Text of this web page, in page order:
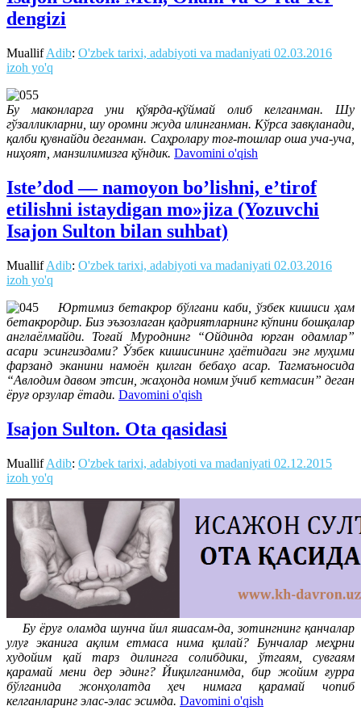
dengizi
MuallifAdib: O'zbek tarixi, adabiyoti va madaniyati 02.03.2016
izoh yo'q
Бу маконларга уни қўярда-қўймай олиб келганман. Шу
гўзалликларни, шу оромни жуда илинганман. Кўрса завқланади,
қалби қувнайди деганман. Саҳролару тоғ-тошлар оша уча-уча,
ниҳоят, манзилимизга қўндик. Davomini o'qish
Iste’dod — namoyon bo’lishni, e’tirof
etilishni istaydigan mo»jiza (Yozuvchi
Isajon Sulton bilan suhbat)
MuallifAdib: O'zbek tarixi, adabiyoti va madaniyati 02.03.2016
izoh yo'q
Юртимиз бетакрор бўлгани каби, ўзбек кишиси ҳам
бетакрордир. Биз эъзозлаган қадриятларнинг кўпини бошқалар
англаёлмайди. Тоғай Муроднинг “Ойдинда юрган одамлар”
асари эсингиздами? Ўзбек кишисининг ҳаётидаги энг муҳими
фарзанд эканини намоён қилган бебаҳо асар. Тагмаъносида
“Авлодим давом этсин, жаҳонда номим ўчиб кетмасин” деган
ёруғ орзулар ётади. Davomini o'qish
Isajon Sulton. Ota qasidasi
MuallifAdib: O'zbek tarixi, adabiyoti va madaniyati 02.12.2015
izoh yo'q
Бу ёруғ оламда шунча йил яшасам-да, зотингнинг қанчалар
улуғ эканига ақлим етмаса нима қилай? Бунчалар меҳрни
худойим қай тарз дилингга солибдики, ўтгаям, сувгаям
қарамай мени дер эдинг? Йиқилганимда, бир жойим ғурра
бўлганида жонҳолатда ҳеч нимага қарамай чопиб
келганларинг элас-элас эсимда. Davomini o'qish